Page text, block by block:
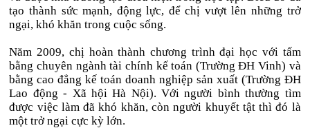
tạo thành sức mạnh, động lực, để chị vượt lên những trở
ngại, khó khăn trong cuộc sống.
Năm 2009, chị hoàn thành chương trình đại học với tấm
bằng chuyên ngành tài chính kế toán (Trường ĐH Vinh) và
bằng cao đẳng kế toán doanh nghiệp sản xuất (Trường ĐH
Lao động - Xã hội Hà Nội). Với người bình thường tìm
được việc làm đã khó khăn, còn người khuyết tật thì đó là
một trở ngại cực kỳ lớn.